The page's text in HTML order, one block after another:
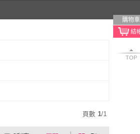
購物車
TOP
頁數 1/1